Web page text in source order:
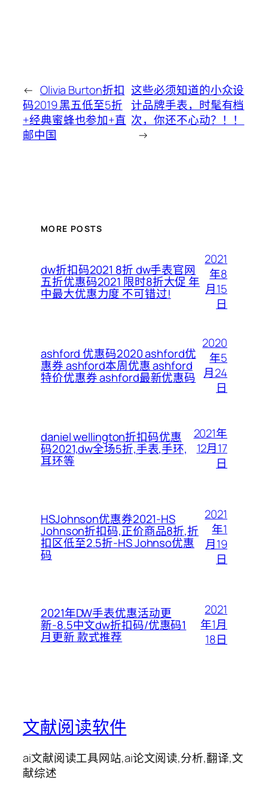
← Olivia Burton折扣
码2019 黑五低至5折
+经典蜜蜂也参加+直
邮中国
这些必须知道的小众设
计品牌手表，时髦有档
次，你还不心动？！！
→
MORE POSTS
dw折扣码2021 8折 dw手表官网
五折优惠码2021 限时8折大促 年
中最大优惠力度 不可错过!
2021
年8
月15
日
ashford 优惠码2020 ashford优
惠券 ashford本周优惠 ashford
特价优惠券 ashford最新优惠码
2020
年5
月24
日
daniel wellington折扣码优惠
码2021,dw全场5折,手表,手环,
耳环等
2021年
12月17
日
HSJohnson优惠券2021-HS
Johnson折扣码,正价商品8折,折
扣区低至2.5折-HS Johnso优惠
码
2021
年1
月19
日
2021年DW手表优惠活动更
新-8.5中文dw折扣码/优惠码1
月更新 款式推荐
2021
年1月
18日
文献阅读软件
ai文献阅读工具网站,ai论文阅读,分析,翻译,文
献综述